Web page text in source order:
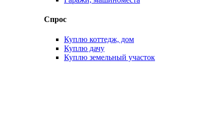
Спрос
Куплю коттедж, дом
Куплю дачу
Куплю земельный участок